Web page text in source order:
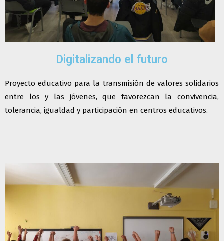
Digitalizando el futuro
Proyecto educativo para la transmisión de valores solidarios
entre los y las jóvenes, que favorezcan la convivencia,
tolerancia, igualdad y participación en centros educativos.